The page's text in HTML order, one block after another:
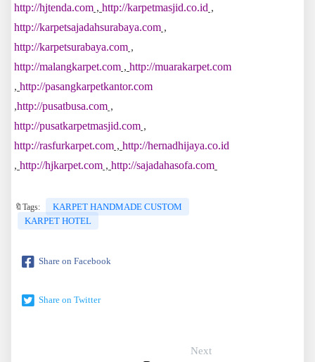
http://hjtenda.com , http://karpetmasjid.co.id ,
http://karpetsajadahsurabaya.com ,
http://karpetsurabaya.com ,
http://malangkarpet.com , http://muarakarpet.com
, http://pasangkarpetkantor.com
,http://pusatbusa.com ,
http://pusatkarpetmasjid.com ,
http://rasfurkarpet.com , http://hernadhijaya.co.id
, http://hjkarpet.com , http://sajadahasofa.com
🔖Tags:
KARPET HANDMADE CUSTOM
KARPET HOTEL
Share on Facebook
Share on Twitter
Next